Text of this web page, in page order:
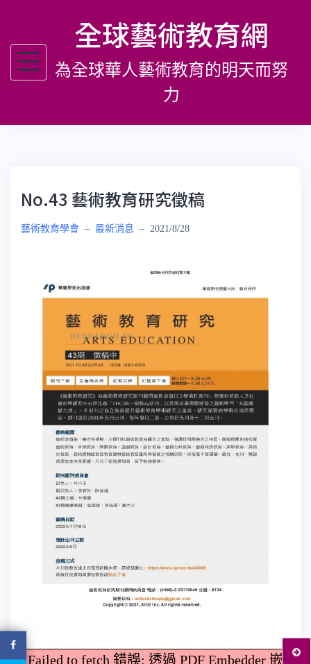
主
全球藝術教育網
為全球華人藝術教育的明天而努
力
No.43 藝術教育研究徵稿
藝術教育學會 – 最新消息 – 2021/8/28
Failed to fetch 錯誤: 透過 PDF Embedder 嵌